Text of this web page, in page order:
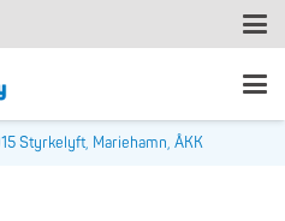
Styrkelyft, Mariehamn, ÅKK